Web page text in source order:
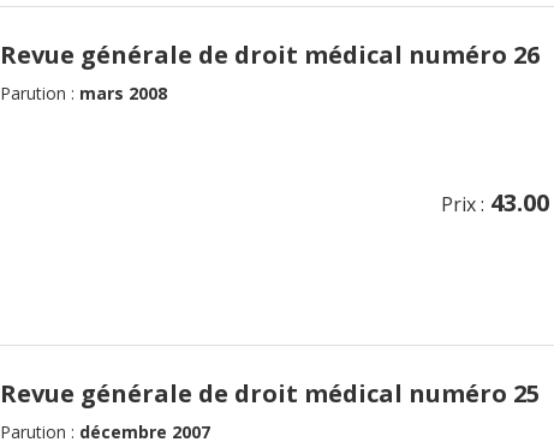
Revue générale de droit médical numéro 26
Parution : mars 2008
Prix :
Revue générale de droit médical numéro 25
Parution : décembre 2007